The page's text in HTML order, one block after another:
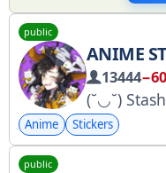
public
ANIME
13444−60
Anime Stickers
public